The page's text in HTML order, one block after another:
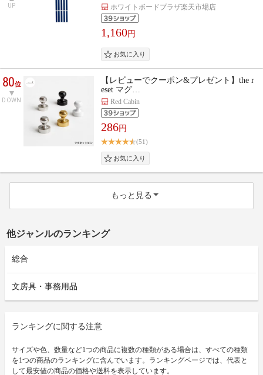
UP ホワイトボードプラザ楽天市場店
1,160円
80位
DOWN
【レビューでクーポン&プレゼント】the r
eset マグ…
Red Cabin
286円
(51)
もっと見る
他ジャンルのランキング
総合
文房具・事務用品
ランキングに関する注意
サイズや色、数量など1つの商品に複数の種類がある場合は、すべての種類
を1つの商品のランキングに含んでいます。ランキングページでは、代表と
して最安値の商品の価格や送料を表示しています。